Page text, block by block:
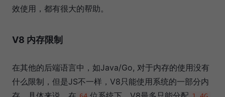
效使用，都有很大的帮助。
V8 内存限制
在其他的后端语言中，如Java/Go, 对于内存的使用没有
什么限制，但是JS不一样，V8只能使用系统的一部分内